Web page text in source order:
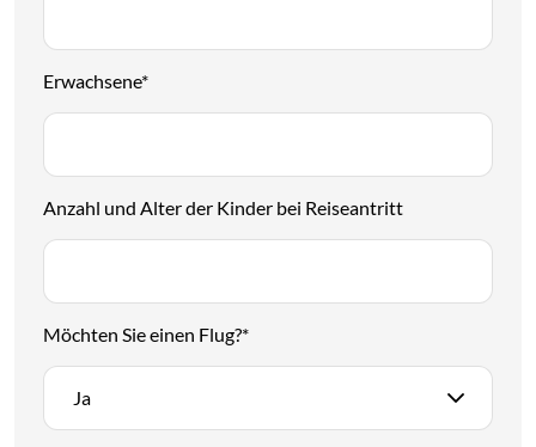
Erwachsene*
Anzahl und Alter der Kinder bei Reiseantritt
Möchten Sie einen Flug?*
Ja